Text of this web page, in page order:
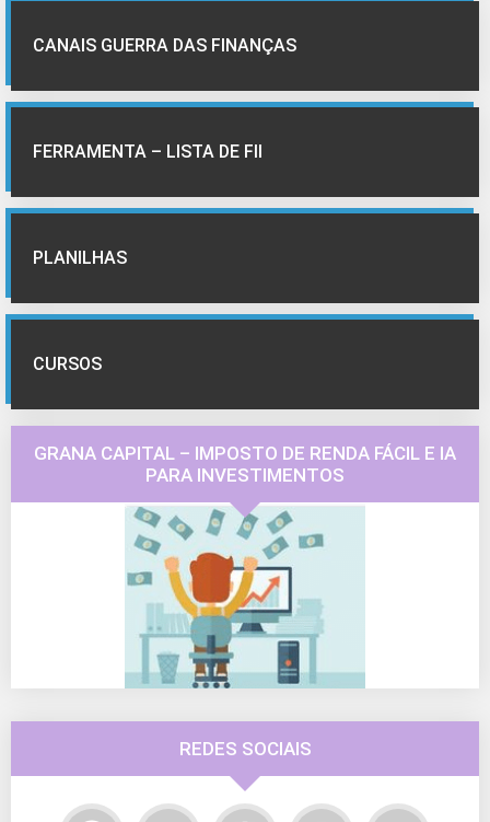
CANAIS GUERRA DAS FINANÇAS
FERRAMENTA – LISTA DE FII
PLANILHAS
CURSOS
GRANA CAPITAL – IMPOSTO DE RENDA FÁCIL E IA
PARA INVESTIMENTOS
REDES SOCIAIS